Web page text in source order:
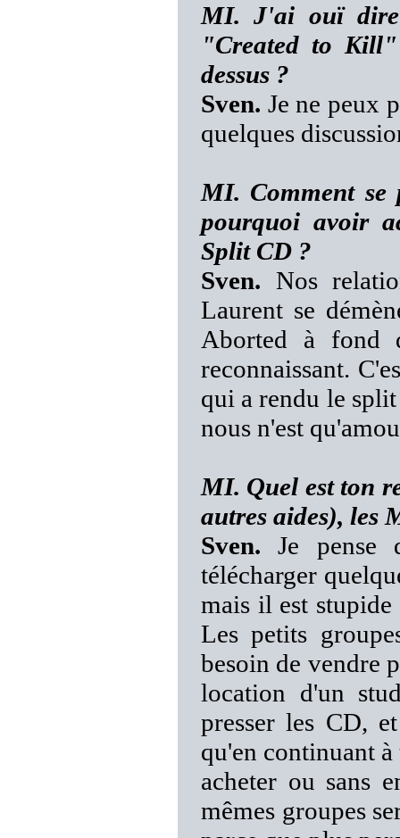
MI. J'ai ouï
"Created to
dessus ?
Sven. Je ne peux
quelques
MI. Comment se
pourquoi avoir
Split CD ?
Sven. Nos
Laurent se
Aborted à fond
reconnaissant.
qui a rendu le
nous n'est
MI. Quel est ton
autres aides), les
Sven. Je pense
télécharger
mais il est stupide
Les petits
besoin de vendre
location d'un
presser les CD,
qu'en continuant
acheter ou sans
mêmes groupes